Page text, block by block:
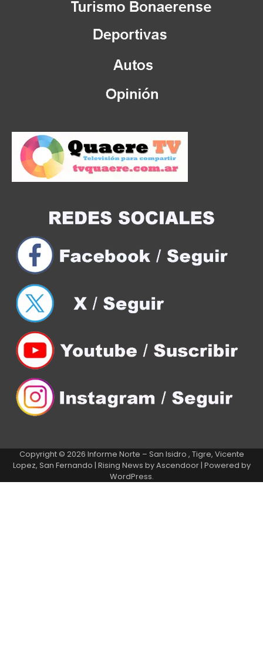
Copyright © 2026 Informe Norte – San Isidro , Tigre, Vicente
Lopez, San Fernando | Rising News byAscendoor| Powered by
WordPress.